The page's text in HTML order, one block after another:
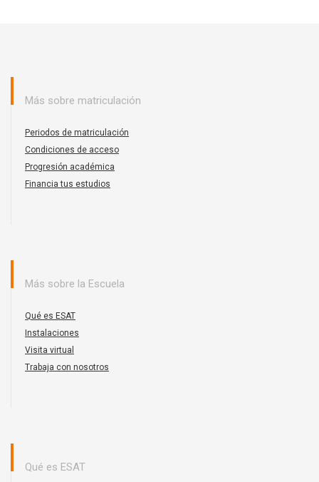
Más sobre matriculación
Periodos de matriculación
Condiciones de acceso
Progresión académica
Financia tus estudios
Más sobre la Escuela
Qué es ESAT
Instalaciones
Visita virtual
Trabaja con nosotros
Qué es ESAT